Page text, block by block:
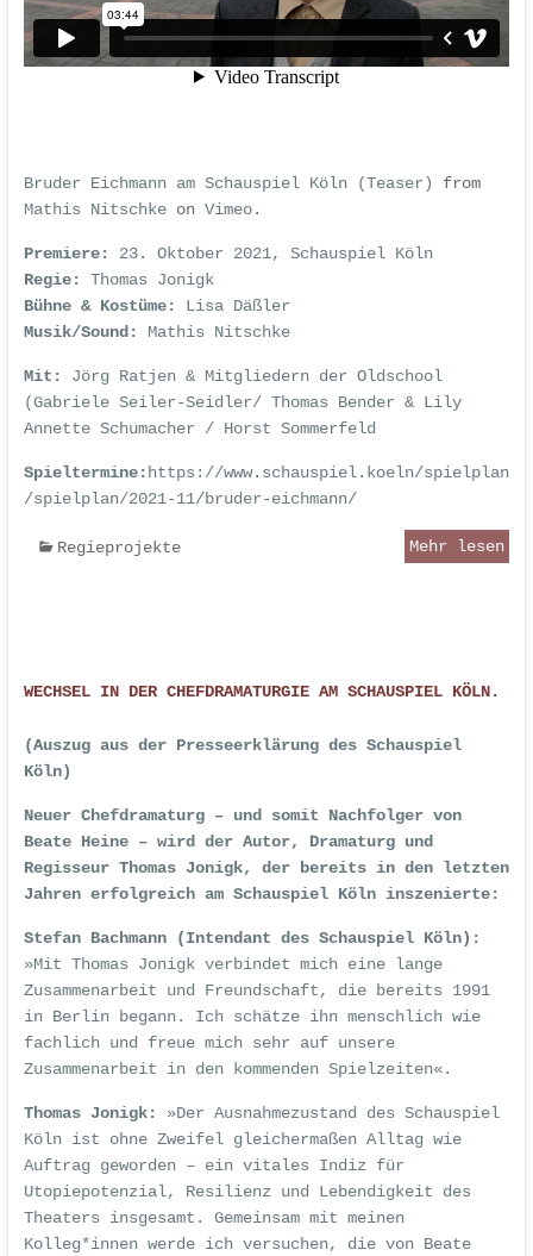
Bruder Eichmann am Schauspiel Köln (Teaser)
from
Mathis Nitschkeon Vimeo.
Premiere:
23. Oktober 2021, Schauspiel Köln
Regie:
Thomas Jonigk
Bühne & Kostüme:
Lisa Däßler
Musik/Sound: Mathis Nitschke
Mit: Jörg Ratjen & Mitgliedern der Oldschool
(Gabriele Seiler-Seidler/ Thomas Bender & Lily
Annette Schumacher / Horst Sommerfeld
Spieltermine: https://www.schauspiel.koeln/spielplan
/spielplan/2021-11/bruder-eichmann/
Regieprojekte Mehr lesen
WECHSEL IN DER CHEFDRAMATURGIE AM SCHAUSPIEL KÖLN.
(Auszug aus der Presseerklärung des Schauspiel
Köln)
Neuer Chefdramaturg – und somit Nachfolger von
Beate Heine – wird der Autor, Dramaturg und
Regisseur Thomas Jonigk, der bereits in den letzten
Jahren erfolgreich am Schauspiel Köln inszenierte:
Stefan Bachmann (Intendant des Schauspiel Köln):
»Mit Thomas Jonigk verbindet mich eine lange
Zusammenarbeit und Freundschaft, die bereits 1991
in Berlin begann. Ich schätze ihn menschlich wie
fachlich und freue mich sehr auf unsere
Zusammenarbeit in den kommenden Spielzeiten«.
Thomas Jonigk:
»Der Ausnahmezustand des Schauspiel
Köln ist ohne Zweifel gleichermaßen Alltag wie
Auftrag geworden – ein vitales Indiz für
Utopiepotenzial, Resilienz und Lebendigkeit des
Theaters insgesamt. Gemeinsam mit meinen
Kolleg*innen werde ich versuchen, die von Beate